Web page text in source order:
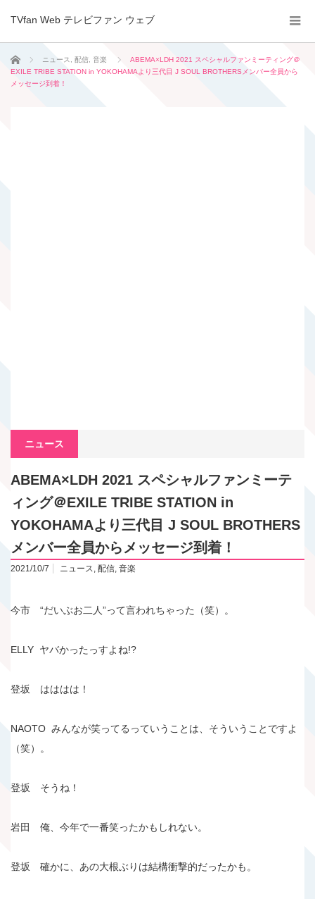
TVfan Web テレビファン ウェブ
ホーム ニュース 配信 音楽
ABEMA×LDH 2021 スペシャルファンミーティング＠
EXILE TRIBE STATION in YOKOHAMAより三代目 J SOUL BROTHERSメンバー全員から
メッセージ到着！
ニュース
ABEMA×LDH 2021 スペシャルファンミーテ
ィング＠EXILE TRIBE STATION in
YOKOHAMAより三代目 J SOUL BROTHERS
メンバー全員からメッセージ到着！
2021/10/7 ニュース, 配信, 音楽
今市 “だいぶお二人”って言われちゃった（笑）。
ELLY ヤバかったっすよね!?
登坂 はははは！
NAOTO みんなが笑ってるっていうことは、そういうことですよ
（笑）。
登坂 そうね！
岩田 俺、今年で一番笑ったかもしれない。
登坂 確かに、あの大根ぶりは結構衝撃的だったかも。